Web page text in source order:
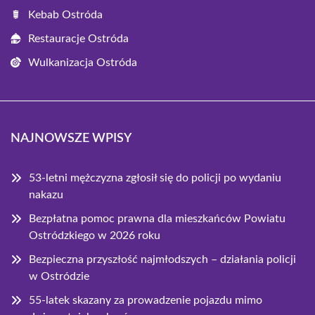
Kebab Ostróda
Restauracje Ostróda
Wulkanizacja Ostróda
NAJNOWSZE WPISY
53-letni mężczyzna zgłosił się do policji po wydaniu
nakazu
Bezpłatna pomoc prawna dla mieszkańców Powiatu
Ostródzkiego w 2026 roku
Bezpieczna przyszłość najmłodszych – działania policji
w Ostródzie
55-latek skazany za prowadzenie pojazdu mimo